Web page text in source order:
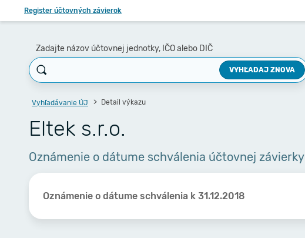
Register účtovných závierok
Zadajte názov účtovnej jednotky, IČO alebo DIČ
VYHĽADAJ ZNOVA
Vyhľadávanie ÚJ Detail výkazu
Eltek s.r.o.
Oznámenie o dátume schválenia účtovnej závierky
Oznámenie o dátume schválenia k 31.12.2018